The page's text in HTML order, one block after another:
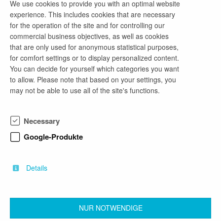
info@iconcare.eu
company profile
Die Visality Consulting ist ein führendes
Beratungsunternehmen und gestaltet
Unternehmensstrategien, Geschäftsmodelle sowie
über umfangreiche Erfahrungen in der
Strategischen Geschäftsfeldentwicklung,
Businessplanung und Optimierung von
von Markt- und Kundennutzenanalysen. Visality
Beratungsprojekte im Auftrag von mehr als 300
international agierenden Unternehmen erfolgreich
bearbeitet und zu messbarem Erfolg geführt.
We use cookies to provide you with an optimal website
experience. This includes cookies that are necessary
for the operation of the site and for controlling our
commercial business objectives, as well as cookies
that are only used for anonymous statistical purposes,
for comfort settings or to display personalized content.
You can decide for yourself which categories you want
to allow. Please note that based on your settings, you
may not be able to use all of the site's functions.
Necessary
Google-Produkte
Details
NUR NOTWENDIGE